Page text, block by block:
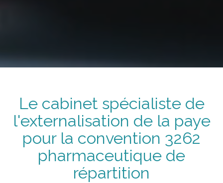
Le cabinet spécialiste de
l'externalisation de la paye
pour la convention 3262
pharmaceutique de
répartition